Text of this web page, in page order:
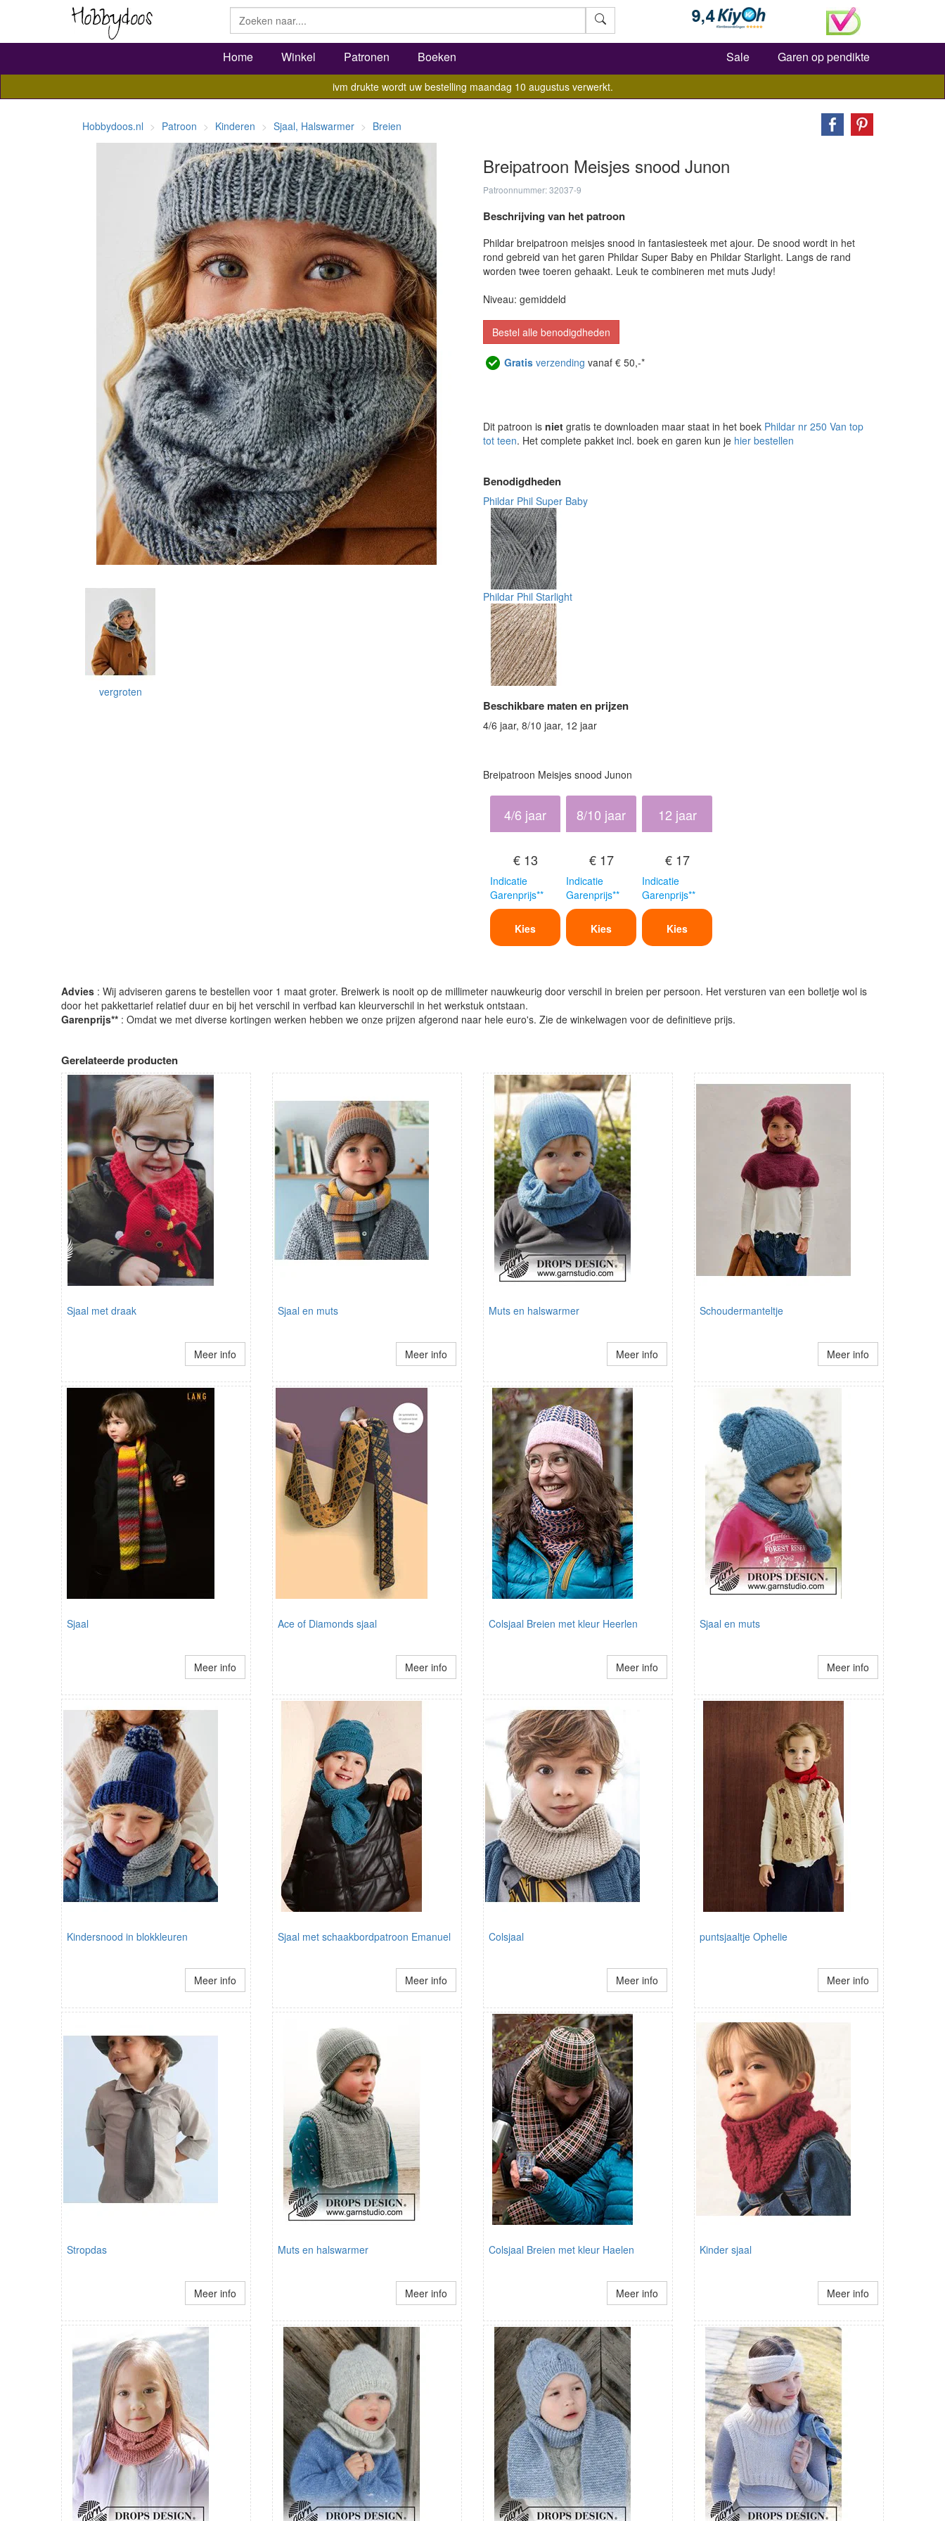
Zoeken
Home Winkel Patronen Boeken Sale Garen op pendikte
ivm drukte wordt uw bestelling maandag 10 augustus verwerkt.
Hobbydoos.nl Patroon Kinderen Sjaal, Halswarmer Breien
vergroten
Breipatroon Meisjes snood Junon
Patroonnummer: 32037-9
Beschrijving van het patroon
Phildar breipatroon meisjes snood in fantasiesteek met ajour. De snood wordt in het
rond gebreid van het garen Phildar Super Baby en Phildar Starlight. Langs de rand
worden twee toeren gehaakt. Leuk te combineren met muts Judy!
Niveau: gemiddeld
Bestel alle benodigdheden
Gratis verzending vanaf € 50,-*
Dit patroon is niet gratis te downloaden maar staat in het boek Phildar nr 250 Van top
tot teen. Het complete pakket incl. boek en garen kun je hier bestellen
Benodigdheden
Phildar Phil Super Baby
Phildar Phil Starlight
Beschikbare maten en prijzen
4/6 jaar, 8/10 jaar, 12 jaar
Breipatroon Meisjes snood Junon
4/6 jaar
€ 13
Indicatie
Garenprijs**
Kies
8/10 jaar
€ 17
Indicatie
Garenprijs**
Kies
12 jaar
€ 17
Indicatie
Garenprijs**
Kies
Advies : Wij adviseren garens te bestellen voor 1 maat groter. Breiwerk is nooit op de millimeter nauwkeurig door verschil in breien per persoon. Het versturen van een bolletje wol is
door het pakkettarief relatief duur en bij het verschil in verfbad kan kleurverschil in het werkstuk ontstaan.
Garenprijs** : Omdat we met diverse kortingen werken hebben we onze prijzen afgerond naar hele euro's. Zie de winkelwagen voor de definitieve prijs.
Gerelateerde producten
Sjaal met draak
Meer info
Sjaal en muts
Meer info
Muts en halswarmer
Meer info
Schoudermanteltje
Meer info
Sjaal
Meer info
Ace of Diamonds sjaal
Meer info
Colsjaal Breien met kleur Heerlen
Meer info
Sjaal en muts
Meer info
Kindersnood in blokkleuren
Meer info
Sjaal met schaakbordpatroon Emanuel
Meer info
Colsjaal
Meer info
puntsjaaltje Ophelie
Meer info
Stropdas
Meer info
Muts en halswarmer
Meer info
Colsjaal Breien met kleur Haelen
Meer info
Kinder sjaal
Meer info